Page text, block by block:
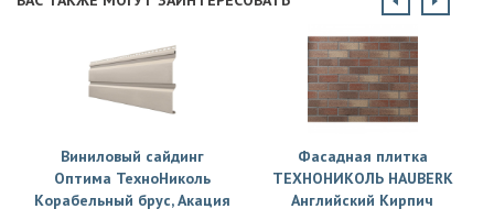
Виниловый сайдинг
Оптима ТехноНиколь
Корабельный брус, Акация
Фасадная плитка
ТЕХНОНИКОЛЬ HAUBERK
Английский Кирпич